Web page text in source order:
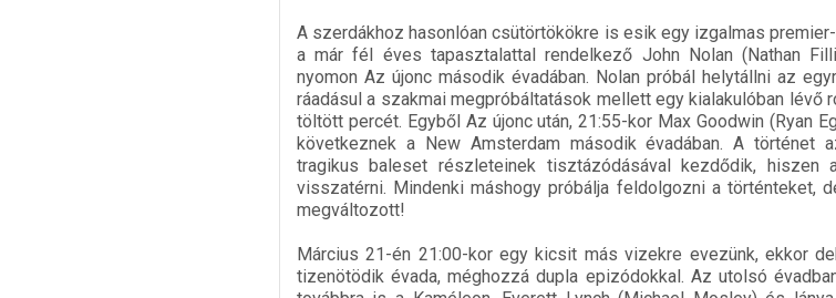
A szerdákhoz hasonlóan csütörtökökre is esik egy izgalmas
a már fél éves tapasztalattal rendelkező John Nolan (Nathan
nyomon Az újonc második évadában. Nolan próbál helytállni az
ráadásul a szakmai megpróbáltatások mellett egy kialakulóban lévő
töltött percét. Egyből Az újonc után, 21:55-kor Max Goodwin (Ryan
következnek a New Amsterdam második évadában. A történet
tragikus baleset részleteinek tisztázódásával kezdődik, hiszen
visszatérni. Mindenki máshogy próbálja feldolgozni a történteket,
megváltozott!
Március 21-én 21:00-kor egy kicsit más vizekre evezünk, ekkor
tizenötödik évada, méghozzá dupla epizódokkal. Az utolsó